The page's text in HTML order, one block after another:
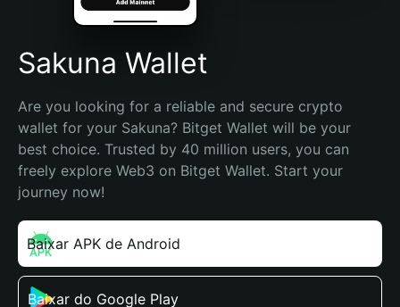
Español (Argentina)
Sakuna Wallet
Are you looking for a reliable and secure crypto
wallet for your Sakuna? Bitget Wallet will be your
best choice. Trusted by 40 million users, you can
freely explore Web3 on Bitget Wallet. Start your
journey now!
Baixar APK de Android
Baixar do Google Play